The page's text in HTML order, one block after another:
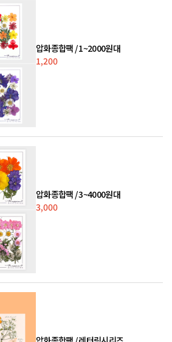
압화종합팩 / 1~2000원대
1,200
압화종합팩 / 3~4000원대
3,000